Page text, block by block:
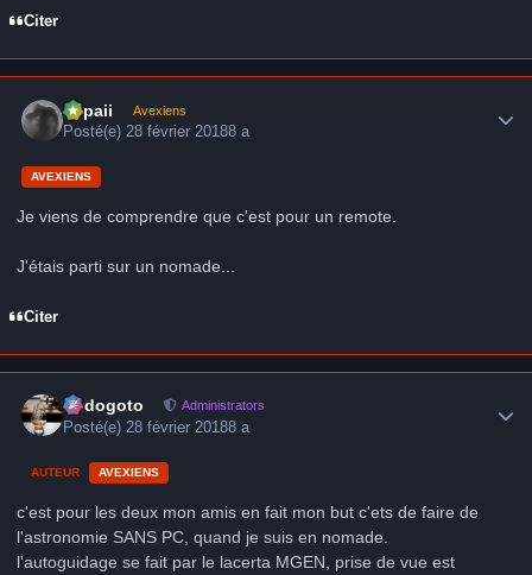
Citer
supaii Avexiens
Posté(e)28 février 20188 a
AVEXIENS
Je viens de comprendre que c'est pour un remote.
J'étais parti sur un nomade...
Citer
frédogoto Administrators
Posté(e) 28 février 20188 a
AUTEUR AVEXIENS
c'est pour les deux mon amis en fait mon but c'ets de faire de
l'astronomie SANS PC, quand je suis en nomade.
l'autoguidage se fait par le lacerta MGEN, prise de vue est